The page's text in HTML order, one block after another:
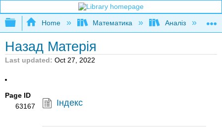
Expand/collapse global hierarchy
Home Математика Аналіз
Назад Матерія
Last updated Oct 27, 2022
Page ID
63167
Індекс